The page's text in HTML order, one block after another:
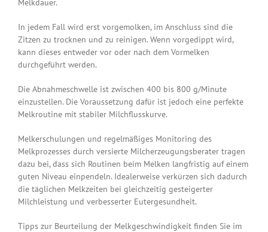
Melkdauer.
In jedem Fall wird erst vorgemolken, im Anschluss sind die
Zitzen zu trocknen und zu reinigen. Wenn vorgedippt wird,
kann dieses entweder vor oder nach dem Vormelken
durchgeführt werden.
Die Abnahmeschwelle ist zwischen 400 bis 800 g/Minute
einzustellen. Die Voraussetzung dafür ist jedoch eine perfekte
Melkroutine mit stabiler Milchflusskurve.
Melkerschulungen und regelmäßiges Monitoring des
Melkprozesses durch versierte Milcherzeugungsberater tragen
dazu bei, dass sich Routinen beim Melken langfristig auf einem
guten Niveau einpendeln. Idealerweise verkürzen sich dadurch
die täglichen Melkzeiten bei gleichzeitig gesteigerter
Milchleistung und verbesserter Eutergesundheit.
Tipps zur Beurteilung der Melkgeschwindigkeit finden Sie im